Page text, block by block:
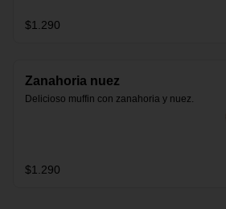
$1.290
Zanahoria nuez
Delicioso muffin con zanahoria y nuez.
$1.290